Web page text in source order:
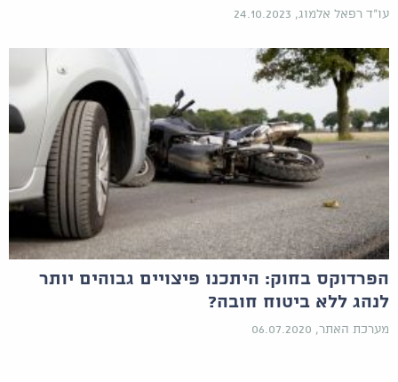
עו"ד רפאל אלמוג, 24.10.2023
הפרדוקס בחוק: היתכנו פיצויים גבוהים יותר
לנהג ללא ביטוח חובה?
מערכת האתר, 06.07.2020